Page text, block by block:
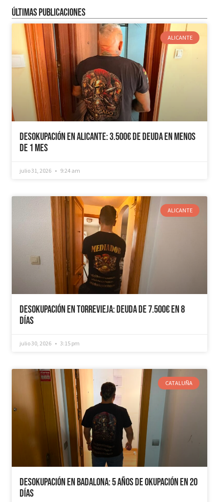
Últimas publicaciones
ALICANTE
Desokupación en Alicante: 3.500€ de Deuda en Menos
de 1 mes
julio 31, 2026 9:24 am
ALICANTE
Desokupación en Torrevieja: Deuda de 7.500€ en 8
días
julio 30, 2026 3:15 pm
CATALUÑA
Desokupación en Badalona: 5 años de Okupación en 20
días